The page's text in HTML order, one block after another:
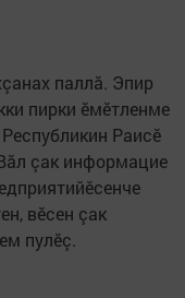
паллă. Эпир
пирки ӗмӗтленме
Раисӗ
çак информацие
вӗсен çак
пулӗç.